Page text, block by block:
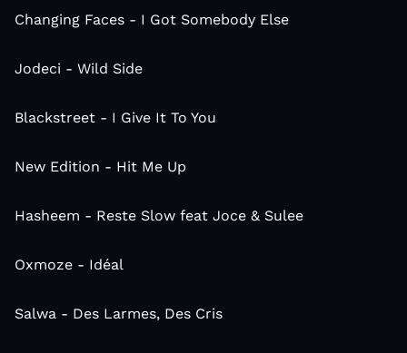
Changing Faces - I Got Somebody Else
Jodeci - Wild Side
Blackstreet - I Give It To You
New Edition - Hit Me Up
Hasheem - Reste Slow feat Joce & Sulee
Oxmoze - Idéal
Salwa - Des Larmes, Des Cris